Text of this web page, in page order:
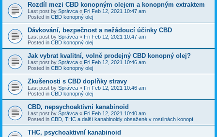
Rozdíl mezi CBD konopným olejem a konopným extraktem
Last post by Správca « Fri Feb 12, 2021 10:47 am
Posted in CBD konopný olej
Dávkování, bezpečnost a nežádoucí účinky CBD
Last post by Správca « Fri Feb 12, 2021 10:47 am
Posted in CBD konopný olej
Jak vybrat kvalitní, volně prodejný CBD konopný olej?
Last post by Správca « Fri Feb 12, 2021 10:46 am
Posted in CBD konopný olej
Zkušenosti s CBD doplňky stravy
Last post by Správca « Fri Feb 12, 2021 10:46 am
Posted in CBD konopný olej
CBD, nepsychoaktivní kanabinoid
Last post by Správca « Fri Feb 12, 2021 10:40 am
Posted in CBD, THC a další kanabinoidy obsažené v rostlinách konopí
THC, psychoaktivní kanabinoid